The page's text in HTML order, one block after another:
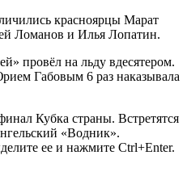
красноярцы Марат
Ломанов и Илья Лопатин.
провёл на льду вдесятером.
Габовым 6 раз наказывала
Кубка страны. Встретятся
«Водник».
ее и нажмите Ctrl+Enter.